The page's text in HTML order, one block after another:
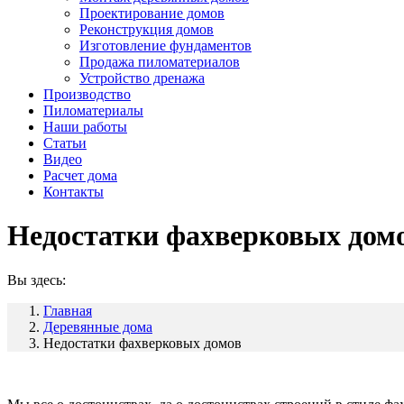
Проектирование домов
Реконструкция домов
Изготовление фундаментов
Продажа пиломатериалов
Устройство дренажа
Производство
Пиломатериалы
Наши работы
Статьи
Видео
Расчет дома
Контакты
Недостатки фахверковых
Вы здесь:
Главная
Деревянные дома
Недостатки фахверковых домов